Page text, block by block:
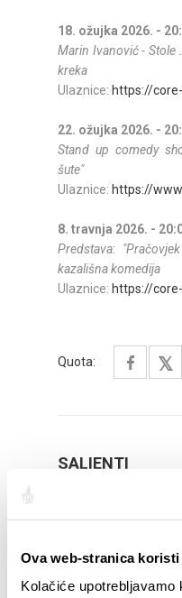
Ova web-stranica
Kolačiće
18. ožujka 2026. -
Marin Ivanović - Stole
kreka
Ulaznice: https://
22. ožujka 2026. -
Stand up comedy
šute"
Ulaznice: https://
8. travnja 2026. -
Predstava:
kazališna komedija
Ulaznice: https://
Quota:
SALIENTI